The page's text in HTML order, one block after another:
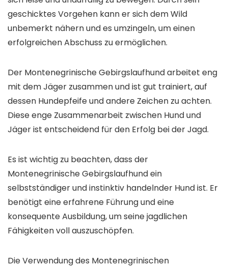
geschicktes Vorgehen kann er sich dem Wild
unbemerkt nähern und es umzingeln, um einen
erfolgreichen Abschuss zu ermöglichen.
Der Montenegrinische Gebirgslaufhund arbeitet eng
mit dem Jäger zusammen und ist gut trainiert, auf
dessen Hundepfeife und andere Zeichen zu achten.
Diese enge Zusammenarbeit zwischen Hund und
Jäger ist entscheidend für den Erfolg bei der Jagd.
Es ist wichtig zu beachten, dass der
Montenegrinische Gebirgslaufhund ein
selbstständiger und instinktiv handelnder Hund ist. Er
benötigt eine erfahrene Führung und eine
konsequente Ausbildung, um seine jagdlichen
Fähigkeiten voll auszuschöpfen.
Die Verwendung des Montenegrinischen